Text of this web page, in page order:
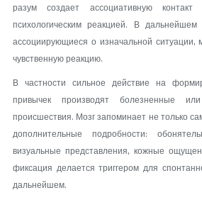
разум создает ассоциативную
психологическим реакцией. В
ассоциирующиеся о изначальной ситуации,
чувственную реакцию.
В частности сильное действие на
привычек производят болезненные
происшествия. Мозг запоминает не только
дополнительные подробности:
визуальные представления, кожные
фиксация делается триггером для
дальнейшем.